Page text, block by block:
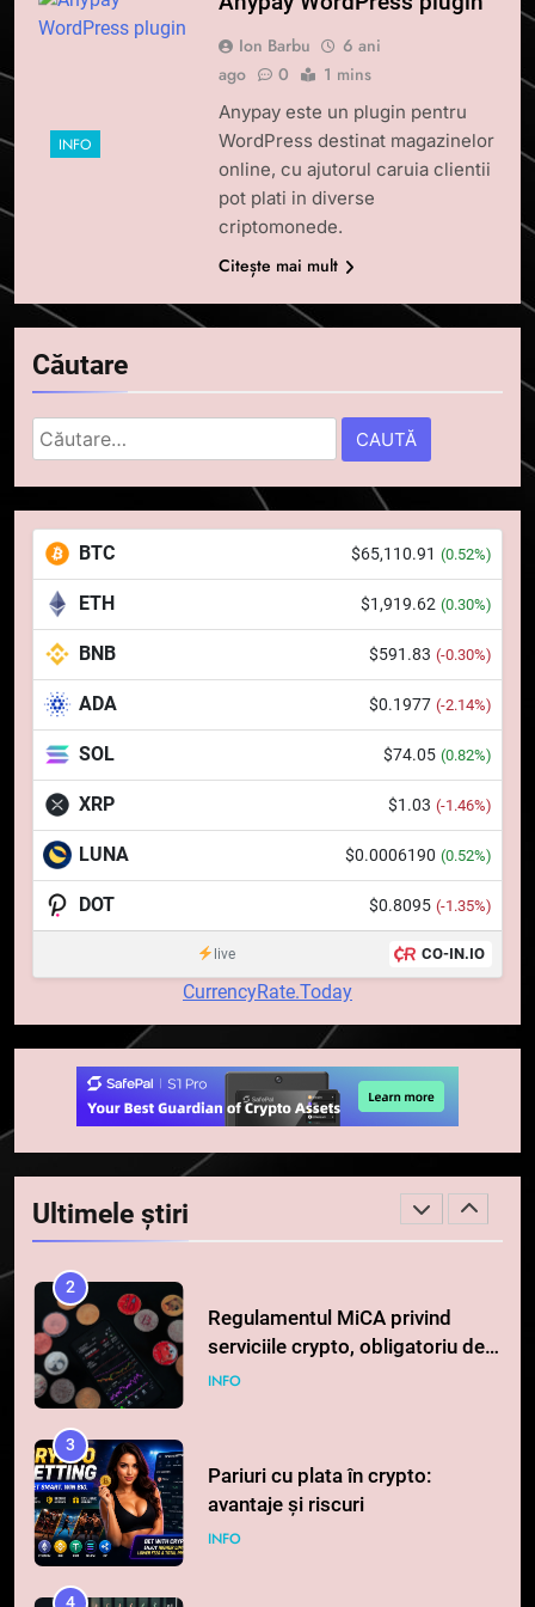
INFO
Ion Barbu
6 ani
ago
0 1 mins
Anypay este un plugin pentru
WordPress destinat magazinelor
online, cu ajutorul caruia clientii
pot plati in diverse
criptomonede.
Citește mai mult
Căutare
Caută
după:
BTC $65,110.91 (0.52%)
ETH $1,919.62 (0.30%)
BNB $591.83 (-0.30%)
ADA $0.1977 (-2.14%)
SOL $74.05 (0.82%)
XRP $1.03 (-1.46%)
LUNA $0.0006190 (0.52%)
DOT $0.8095 (-1.35%)
live CO-IN.IO
CurrencyRate.Today
Ultimele știri
Squid a strâns 6 milioane de
dolari cu sprijinul Ripple, apoi a
pierdut jumătate din aceștia
într-un atac cibernetic în mai
6
Banii digitali și arhitectura
încrederii: O nouă viziune asupra
banilor în era digitală
7
WhiteBIT și FC Barcelona
pentru a stimula implicarea
fanilor și inovarea în domeniul
finanțelor digitale
Lavazza utilizează tehnologia
blockchain pentru a asigura
STIRI
764 de „balene” dețin 94% din
SHIB, iar prețul se îndreaptă
spre o depășire a pragului de
0,000005 dolari
2
Regulamentul MiCA privind
serviciile crypto, obligatoriu de
la 1 iulie în România
INFO
3
Pariuri cu plata în crypto:
avantaje și riscuri
INFO